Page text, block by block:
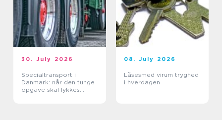
30. July 2026
Specialtransport i
Danmark: når den tunge
opgave skal lykkes
08. July 2026
Låsesmed virum tryghed
i hverdagen